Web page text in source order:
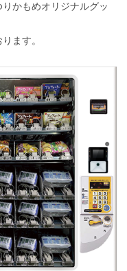
かもめオリジナルグッ
ます。